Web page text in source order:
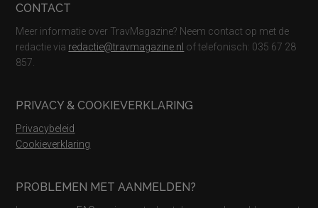
CONTACT
Meer informatie over TravMagazine? Neem contact op met de
redactie via redactie@travmagazine.nl of telefonisch: 035 67 28
857.
PRIVACY & COOKIEVERKLARING
Privacybeleid
Cookieverklaring
PROBLEMEN MET AANMELDEN?